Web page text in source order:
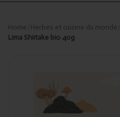
Home Herbes et cuisine du monde
Lima Shiitake bio 40g